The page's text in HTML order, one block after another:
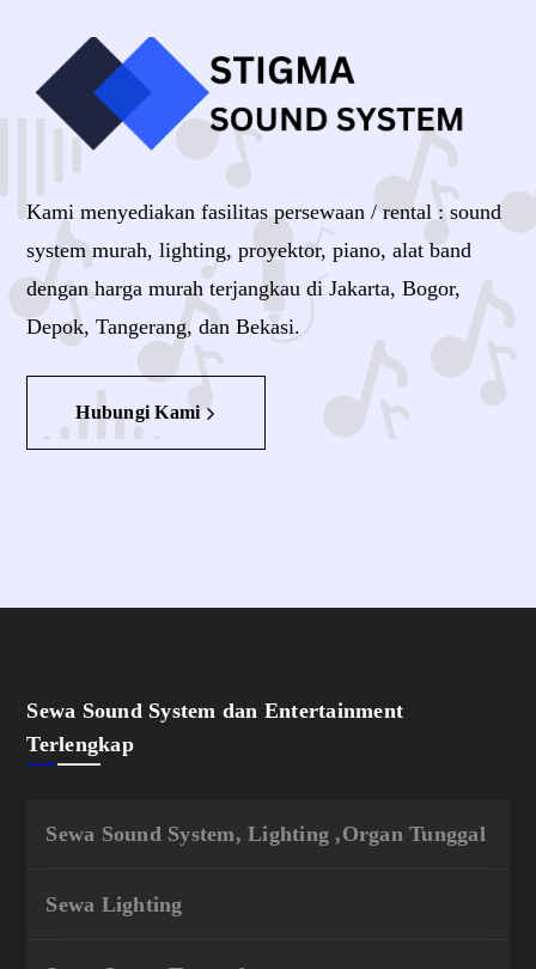
Kami menyediakan fasilitas persewaan / rental : sound
system murah, lighting, proyektor, piano, alat band
dengan harga murah terjangkau di Jakarta, Bogor,
Depok, Tangerang, dan Bekasi.
Hubungi Kami
Sewa Sound System dan Entertainment
Terlengkap
Sewa Sound System, Lighting ,Organ Tunggal
Sewa Lighting